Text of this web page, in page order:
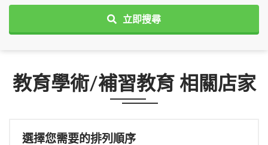
立即搜尋
教育學術/補習教育 相關店家
選擇您需要的排列順序